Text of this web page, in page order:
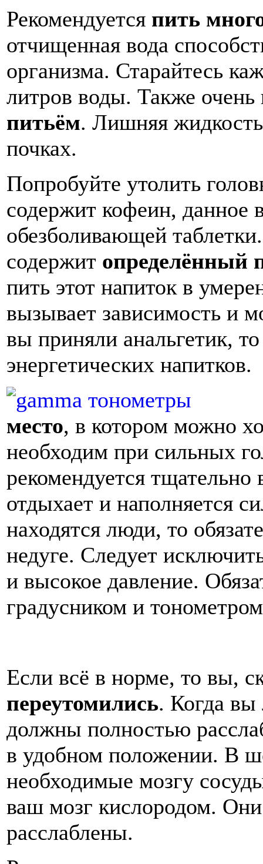
Рекомендуется пить
отчищенная вода
организма. Старайтесь
литров воды. Также
питьём. Лишняя жидкость
почках.
Попробуйте утолить
содержит кофеин, данное
обезболивающей
содержит определённый
пить этот напиток в
вызывает зависимость и
вы приняли анальгетик,
энергетических напитков.
место, в котором можно
необходим при сильных
рекомендуется
отдыхает и наполняется
находятся люди, то
недуге. Следует
и высокое давление.
градусником и
Если всё в норме, то вы,
переутомились. Когда вы
должны полностью
в удобном положении. В
необходимые мозгу
ваш мозг кислородом.
расслаблены.